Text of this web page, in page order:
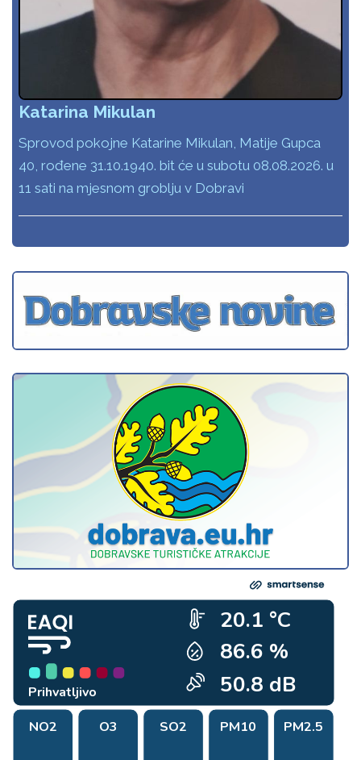
Katarina Mikulan
Sprovod pokojne Katarine Mikulan, Matije Gupca
40, rođene 31.10.1940. bit će u subotu 08.08.2026. u
11 sati na mjesnom groblju v Dobravi